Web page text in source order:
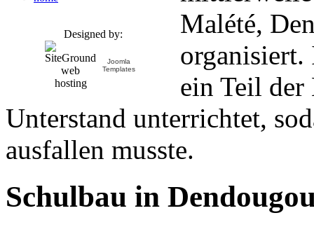
Designed by:
Joomla
Templates
Malété,
organisiert.
ein Teil
Unterstand unterrichtet,
ausfallen musste.
Schulbau in